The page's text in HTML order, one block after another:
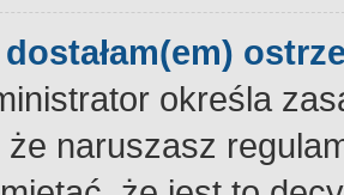
określa
naruszasz